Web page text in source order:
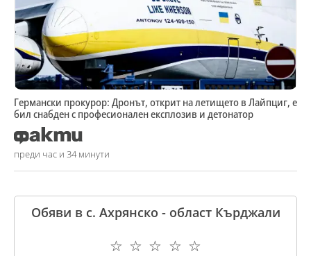
Германски прокурор: Дронът, открит на летището в Лайпциг, е
бил снабден с професионален експлозив и детонатор
преди час и 34 минути
Обяви в с. Ахрянско - област Кърджали
☆
☆
☆
☆
☆